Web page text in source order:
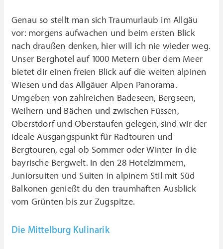
Genau so stellt man sich Traumurlaub im Allgäu
vor: morgens aufwachen und beim ersten Blick
nach draußen denken, hier will ich nie wieder weg.
Unser Berghotel auf 1000 Metern über dem Meer
bietet dir einen freien Blick auf die weiten alpinen
Wiesen und das Allgäuer Alpen Panorama.
Umgeben von zahlreichen Badeseen, Bergseen,
Weihern und Bächen und zwischen Füssen,
Oberstdorf und Oberstaufen gelegen, sind wir der
ideale Ausgangspunkt für Radtouren und
Bergtouren, egal ob Sommer oder Winter in die
bayrische Bergwelt. In den 28 Hotelzimmern,
Juniorsuiten und Suiten in alpinem Stil mit Süd
Balkonen genießt du den traumhaften Ausblick
vom Grünten bis zur Zugspitze.
Die Mittelburg Kulinarik